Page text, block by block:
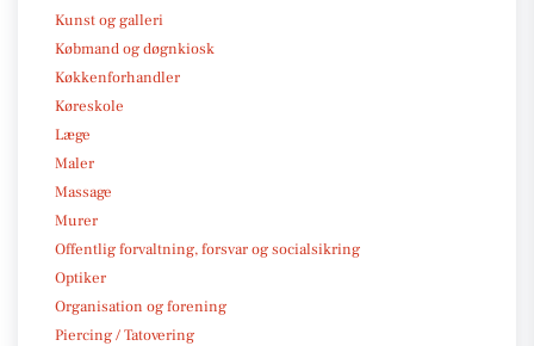
Kunst og galleri
Købmand og døgnkiosk
Køkkenforhandler
Køreskole
Læge
Maler
Massage
Murer
Offentlig forvaltning, forsvar og socialsikring
Optiker
Organisation og forening
Piercing / Tatovering